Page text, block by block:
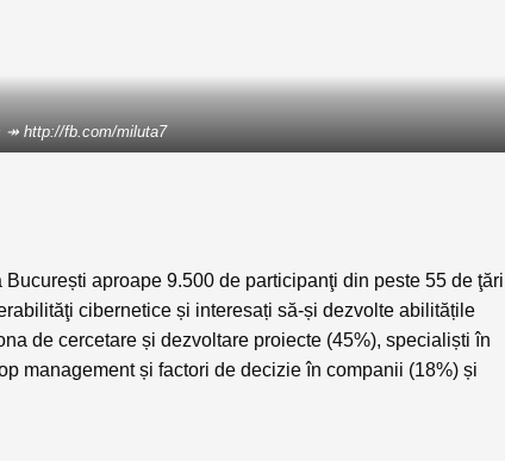
aproape 9.500 de participanţi din peste 55 de ţări
cibernetice și interesați să-și dezvolte abilitățile